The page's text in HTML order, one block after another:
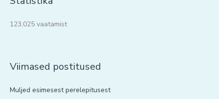
123,025 vaatamist
Viimased postitused
Muljed esimesest perelepitusest